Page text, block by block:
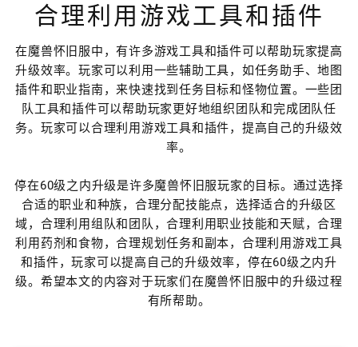
合理利用游戏工具和插件
在魔兽怀旧服中，有许多游戏工具和插件可以帮助玩家提高
升级效率。玩家可以利用一些辅助工具，如任务助手、地图
插件和职业指南，来快速找到任务目标和怪物位置。一些团
队工具和插件可以帮助玩家更好地组织团队和完成团队任
务。玩家可以合理利用游戏工具和插件，提高自己的升级效
率。
停在60级之内升级是许多魔兽怀旧服玩家的目标。通过选择
合适的职业和种族，合理分配技能点，选择适合的升级区
域，合理利用组队和团队，合理利用职业技能和天赋，合理
利用药剂和食物，合理规划任务和副本，合理利用游戏工具
和插件，玩家可以提高自己的升级效率，停在60级之内升
级。希望本文的内容对于玩家们在魔兽怀旧服中的升级过程
有所帮助。